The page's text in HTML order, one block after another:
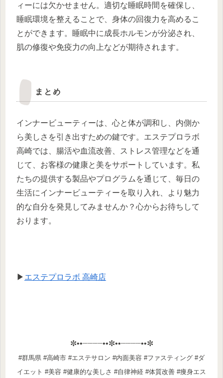
ィーには欠かせません。適切な睡眠時間を確保し、
睡眠環境を整えることで、身体の回復力を高めるこ
とができます。睡眠中に成長ホルモンが分泌され、
肌の修復や免疫力の向上などが期待されます。
まとめ
インナービューティーは、心と体が調和し、内側か
ら美しさを引き出すための鍵です。エステプロラボ
高崎では、腸活や血流改善、ストレス管理などを通
じて、お客様の健康と美をサポートしています。私
たちの提供する製品やプログラムを通じて、毎日の
生活にインナービューティーを取り入れ、より魅力
的な自分を発見してみませんか？心からお待ちして
おります。
▶ エステプロラボ 高崎店
✼••┈┈┈┈••✼••┈┈┈┈••✼
#群馬県 #高崎市 #エステサロン #内面美容 #ファスティング #ダ
イエット #美容 #健康的な美しさ #自律神経 #体質改善 #痩身エス